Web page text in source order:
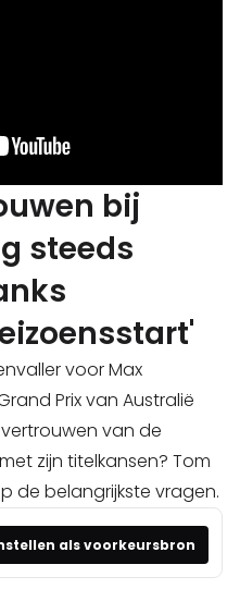
bij
steeds
voor Max
Prix van Australië
van de
zijn titelkansen? Tom
de belangrijkste vragen.
als voorkeursbron